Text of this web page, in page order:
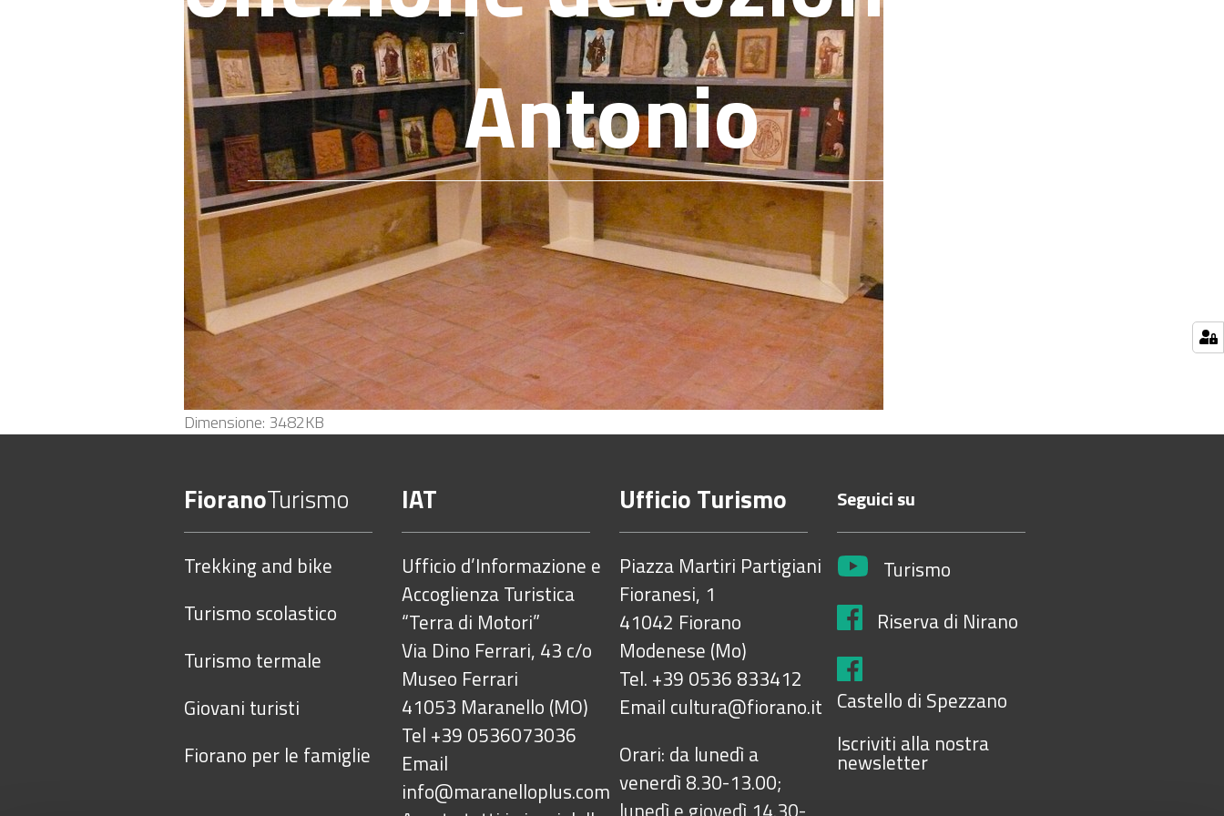
Antonio
Clicca
l'immagine
originali…
Dimensione: 3482KB
FioranoTurismo
Trekking and bike
Turismo scolastico
Turismo termale
Giovani turisti
Fiorano per le famiglie
IAT
Ufficio d’Informazione e
Accoglienza Turistica
“Terra di Motori”
Via Dino Ferrari, 43 c/o
Museo Ferrari
41053 Maranello (MO)
Tel +39 0536073036
Email
info@maranelloplus.com
Ufficio Turismo
Piazza Martiri Partigiani
Fioranesi, 1
41042 Fiorano
Modenese (Mo)
Tel. +39 0536 833412
Email cultura@fiorano.it
Orari: da lunedì a
venerdì 8.30-13.00;
lunedì e giovedì 14.30-
Seguici su
Turismo
Riserva di Nirano
Castello di Spezzano
Iscriviti alla nostra
newsletter